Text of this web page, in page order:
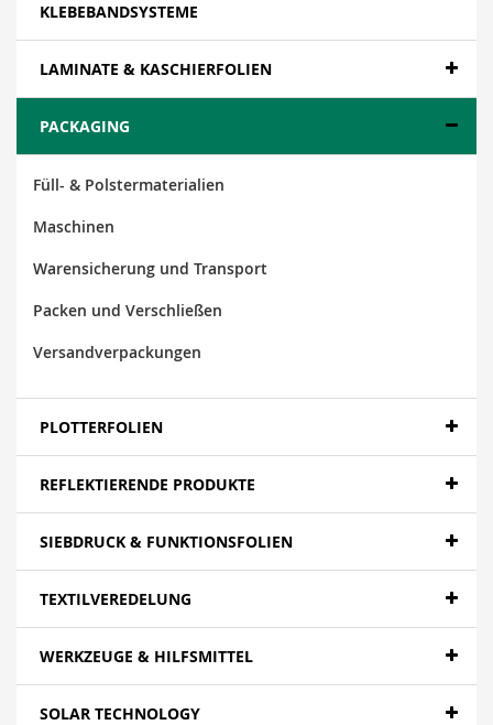
KLEBEBANDSYSTEME
LAMINATE & KASCHIERFOLIEN
PACKAGING
Füll- & Polstermaterialien
Maschinen
Warensicherung und Transport
Packen und Verschließen
Versandverpackungen
PLOTTERFOLIEN
REFLEKTIERENDE PRODUKTE
SIEBDRUCK & FUNKTIONSFOLIEN
TEXTILVEREDELUNG
WERKZEUGE & HILFSMITTEL
SOLAR TECHNOLOGY